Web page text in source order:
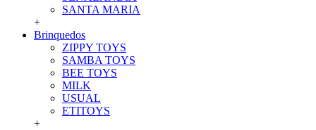
SANTA MARIA
+
Brinquedos
ZIPPY TOYS
SAMBA TOYS
BEE TOYS
MILK
USUAL
ETITOYS
+